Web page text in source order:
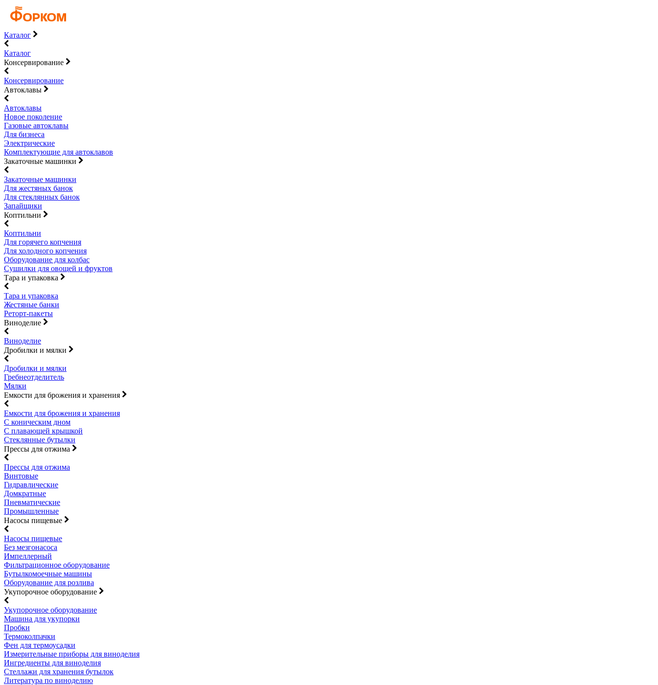
Каталог
Каталог
Консервирование
Консервирование
Автоклавы
Автоклавы
Новое поколение
Газовые автоклавы
Для бизнеса
Электрические
Комплектующие для автоклавов
Закаточные машинки
Закаточные машинки
Для жестяных банок
Для стеклянных банок
Запайщики
Коптильни
Коптильни
Для горячего копчения
Для холодного копчения
Оборудование для колбас
Сушилки для овощей и фруктов
Тара и упаковка
Тара и упаковка
Жестяные банки
Реторт-пакеты
Виноделие
Виноделие
Дробилки и мялки
Дробилки и мялки
Гребнеотделитель
Мялки
Емкости для брожения и хранения
Емкости для брожения и хранения
С коническим дном
С плавающей крышкой
Стеклянные бутылки
Прессы для отжима
Прессы для отжима
Винтовые
Гидравлические
Домкратные
Пневматические
Промышленные
Насосы пищевые
Насосы пищевые
Без мезгонасоса
Импеллерный
Фильтрационное оборудование
Бутылкомоечные машины
Оборудование для розлива
Укупорочное оборудование
Укупорочное оборудование
Машина для укупорки
Пробки
Термоколпачки
Фен для термоусадки
Измерительные приборы для виноделия
Ингредиенты для виноделия
Стеллажи для хранения бутылок
Литература по виноделию